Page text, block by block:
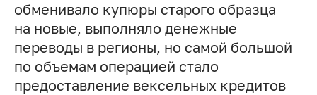
обменивало купюры старого образца
на новые, выполняло денежные
переводы в регионы, но самой большой
по объемам операцией стало
предоставление вексельных кредитов